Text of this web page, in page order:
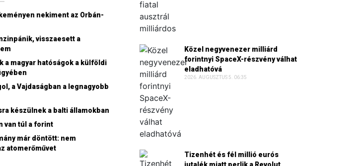
nekiment az Orbán-
visszaesett a
a magyar hatóságok a külföldi
a Vajdaságban a legnagyobb
készülnek a balti államokban
van túl a forint
már döntött: nem
atomerőművet
Közel negyvenezer milliárd
forintnyi SpaceX-részvény válhat
eladhatóvá
2026. AUGUSZTUS 5. 06:35
Tizenhét és fél millió eurós
jutalék miatt perlik a Revolut